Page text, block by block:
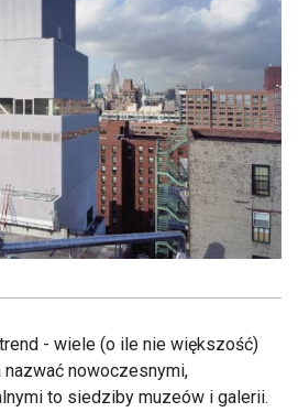
- wiele (o ile nie większość)
nazwać nowoczesnymi,
to siedziby muzeów i galerii.